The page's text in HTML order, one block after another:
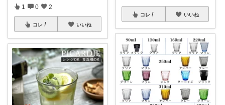
1 0 2
コレ いいね
コレ いいね